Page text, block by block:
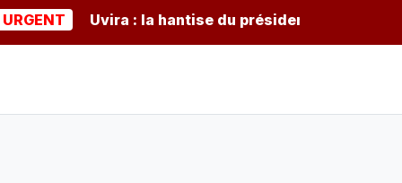
Uvira : la hantise du président burundais